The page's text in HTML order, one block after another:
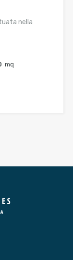
nella
mq